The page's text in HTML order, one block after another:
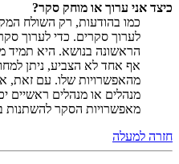
כיצד אני ערוך או מוחק סקר?
כמו בהודעות, רק השולח
לערוך סקרים. כדי לערוך
הראשונה בנושא. היא
אף אחד לא הצביע, ניתן
מהאפשרויות שלו. עם זאת,
מנהלים או מנהלים ראשיים
מאפשרויות הסקר
חזרה למעלה